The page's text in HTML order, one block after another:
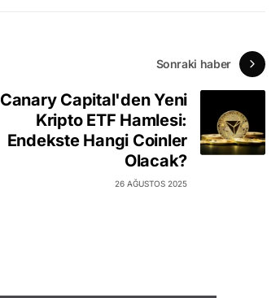
Sonraki haber
Canary Capital'den Yeni
Kripto ETF Hamlesi:
Endekste Hangi Coinler
Olacak?
26 AĞUSTOS 2025